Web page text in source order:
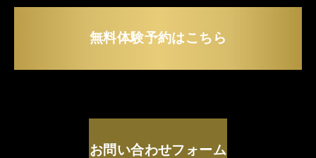
無料体験予約はこちら
お問い合わせフォーム